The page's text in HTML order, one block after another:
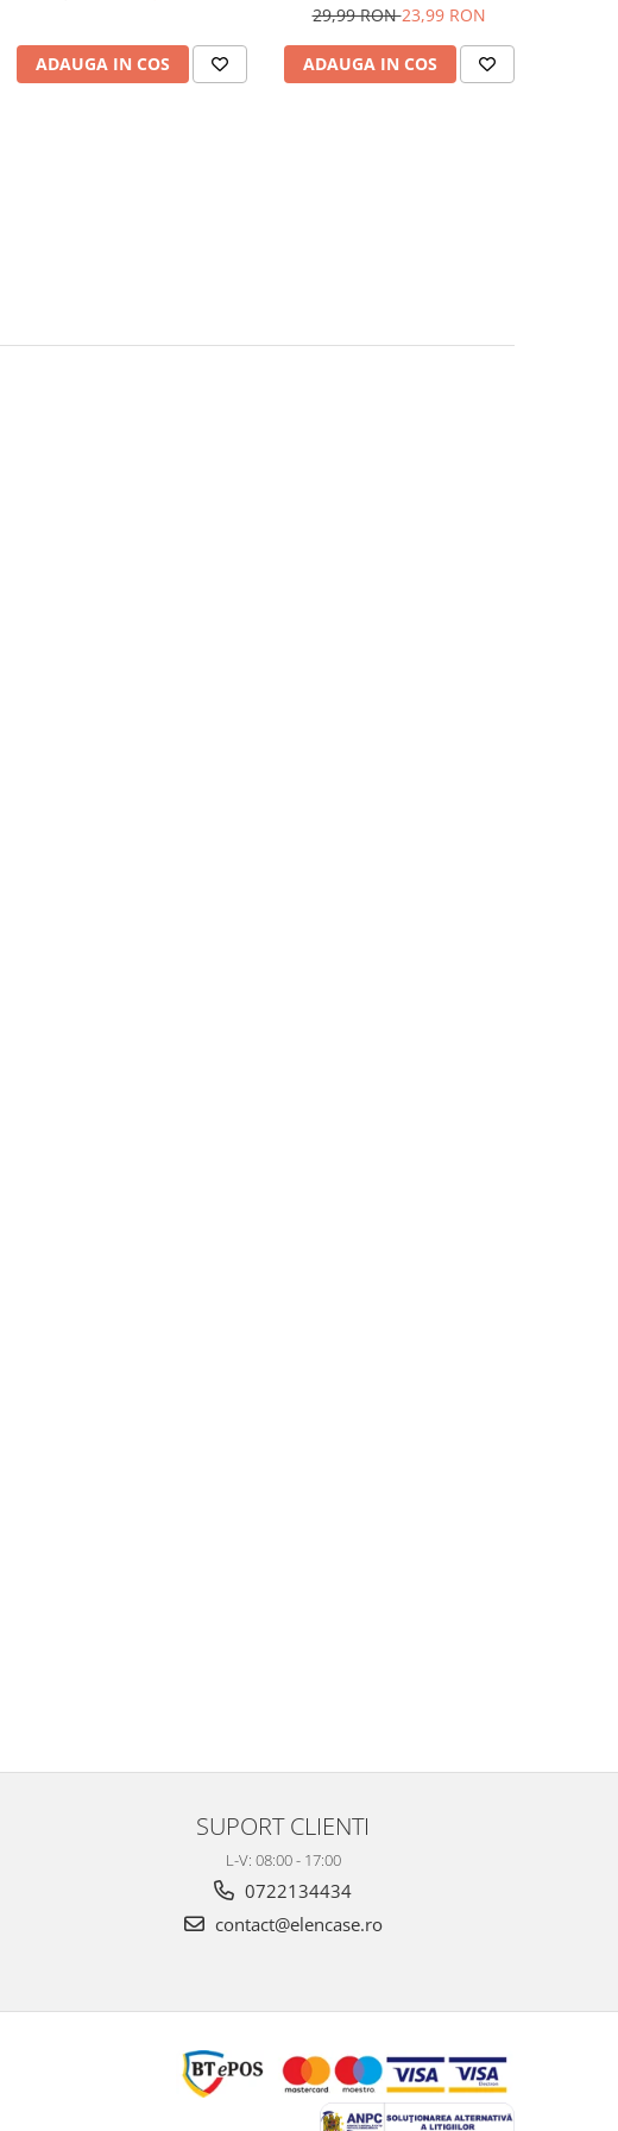
ADAUGA IN COS
29,99 RON23,99 RON
ADAUGA IN COS
SUPORT CLIENTI
L-V: 08:00 - 17:00
0722134434
contact@elencase.ro